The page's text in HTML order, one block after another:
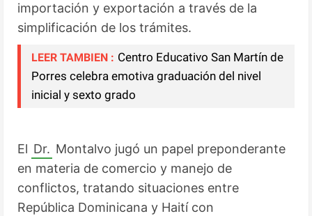
importación y exportación a través de la
simplificación de los trámites.
LEER TAMBIEN : Centro Educativo San Martín de
Porres celebra emotiva graduación del nivel
inicial y sexto grado
El Dr. Montalvo jugó un papel preponderante
en materia de comercio y manejo de
conflictos, tratando situaciones entre
República Dominicana y Haití con